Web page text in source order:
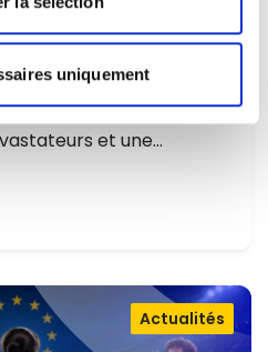
uniquement
PLUS SE
ET DOIT SE
un nouvel été
record, des
et une…
Actualités